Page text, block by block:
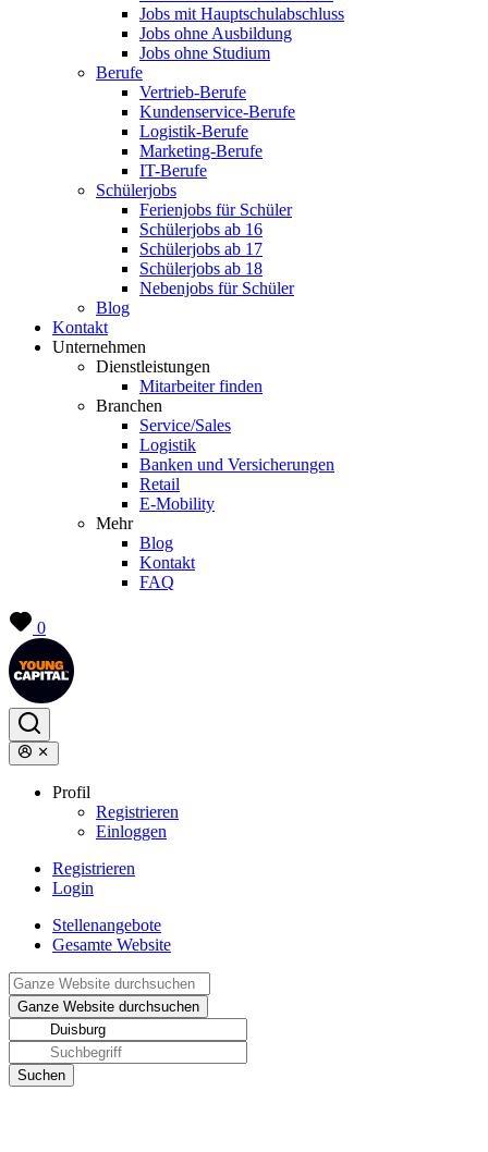
Jobs mit Hauptschulabschluss
Jobs ohne Ausbildung
Jobs ohne Studium
Berufe
Vertrieb-Berufe
Kundenservice-Berufe
Logistik-Berufe
Marketing-Berufe
IT-Berufe
Schülerjobs
Ferienjobs für Schüler
Schülerjobs ab 16
Schülerjobs ab 17
Schülerjobs ab 18
Nebenjobs für Schüler
Blog
Kontakt
Unternehmen
Dienstleistungen
Mitarbeiter finden
Branchen
Service/Sales
Logistik
Banken und Versicherungen
Retail
E-Mobility
Mehr
Blog
Kontakt
FAQ
0
Profil
Registrieren
Einloggen
Registrieren
Login
Stellenangebote
Gesamte Website